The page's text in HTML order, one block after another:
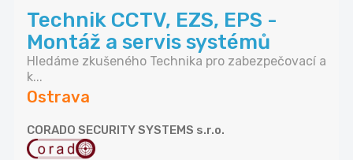
Technik CCTV, EZS, EPS -
Montáž a servis systémů
Hledáme zkušeného Technika pro zabezpečovací a
k...
Ostrava
CORADO SECURITY SYSTEMS s.r.o.